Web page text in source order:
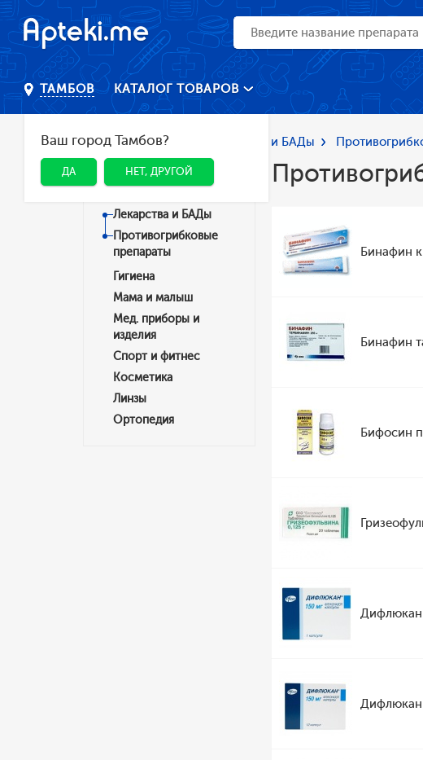
ТАМБОВ
Ваш город Тамбов?
ДА НЕТ, ДРУГОЙ
КАТАЛОГ ТОВАРОВ
Главная Каталог Лекарства и БАДы
Категории
Лекарства и БАДы
Противогрибковые
препараты
Гигиена
Мама и малыш
Мед. приборы и
изделия
Спорт и фитнес
Косметика
Линзы
Ортопедия
Бинафин
Бинафин
Бифосин
Дифлюкан
Дифлюкан